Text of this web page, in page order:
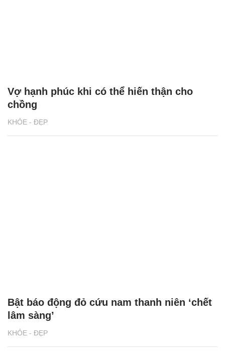
KHỎE - ĐẸP
Vợ hạnh phúc khi có thể hiến thận cho
chồng
KHỎE - ĐẸP
Bật báo động đỏ cứu nam thanh niên ‘chết
lâm sàng’